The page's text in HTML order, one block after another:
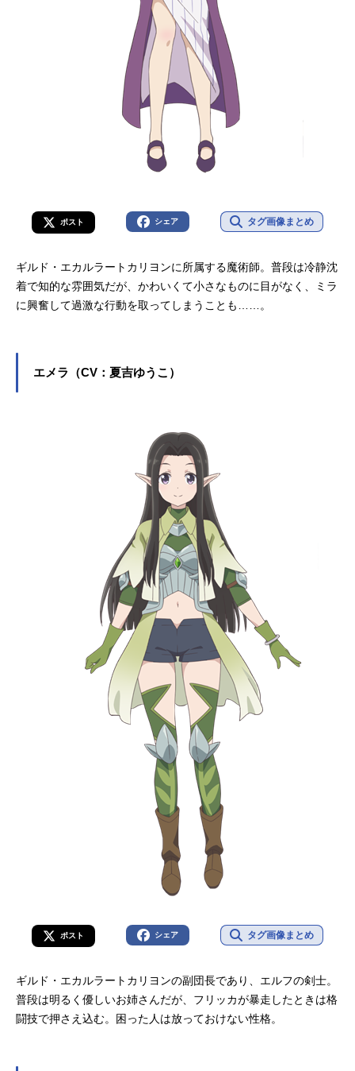
ポスト シェア タグ画像まとめ
ギルド・エカルラートカリヨンに所属する魔術師。普段は冷静沈
着で知的な雰囲気だが、かわいくて小さなものに目がなく、ミラ
に興奮して過激な行動を取ってしまうことも……。
エメラ（CV：夏吉ゆうこ）
ポスト シェア タグ画像まとめ
ギルド・エカルラートカリヨンの副団長であり、エルフの剣士。
普段は明るく優しいお姉さんだが、フリッカが暴走したときは格
闘技で押さえ込む。困った人は放っておけない性格。